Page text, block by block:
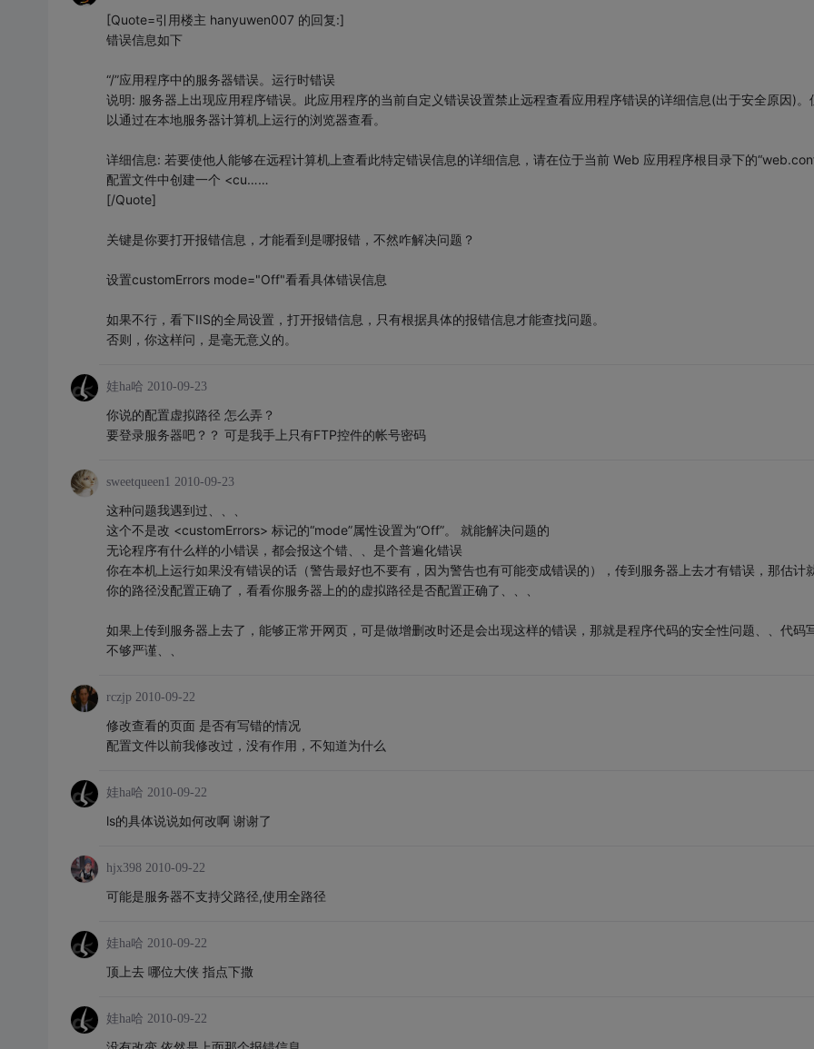
[Quote=引用楼主 hanyuwen007 的回复:]
错误信息如下
“/”应用程序中的服务器错误。运行时错误
说明: 服务器上出现应用程序错误。此应用程序的当前自定义错误设置禁止远程查看应用程序错误的详细信息(出于安全原因)。
以通过在本地服务器计算机上运行的浏览器查看。
详细信息: 若要使他人能够在远程计算机上查看此特定错误信息的详细信息，请在位于当前 Web 应用程序根目录下的
配置文件中创建一个 <cu……
[/Quote]
关键是你要打开报错信息，才能看到是哪报错，不然咋解决问题？
设置customErrors mode="Off"看看具体错误信息
如果不行，看下IIS的全局设置，打开报错信息，只有根据具体的报错信息才能查找问题。
否则，你这样问，是毫无意义的。
娃ha哈 2010-09-23
你说的配置虚拟路径 怎么弄？
要登录服务器吧？？ 可是我手上只有FTP控件的帐号密码
sweetqueen1 2010-09-23
这种问题我遇到过、、、
这个不是改 <customErrors> 标记的“mode”属性设置为“Off”。 就能解决问题的
无论程序有什么样的小错误，都会报这个错、、是个普遍化错误
你在本机上运行如果没有错误的话（警告最好也不要有，因为警告也有可能变成错误的），传到服务器上去才有错误，那估计
你的路径没配置正确了，看看你服务器上的的虚拟路径是否配置正确了、、、
如果上传到服务器上去了，能够正常开网页，可是做增删改时还是会出现这样的错误，那就是程序代码的安全性问题、、代码
不够严谨、、
rczjp 2010-09-22
修改查看的页面 是否有写错的情况
配置文件以前我修改过，没有作用，不知道为什么
娃ha哈 2010-09-22
ls的具体说说如何改啊 谢谢了
hjx398 2010-09-22
可能是服务器不支持父路径,使用全路径
娃ha哈 2010-09-22
顶上去 哪位大侠 指点下撒
娃ha哈 2010-09-22